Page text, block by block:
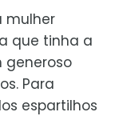
mulher
que tinha a
generoso
Para
espartilhos